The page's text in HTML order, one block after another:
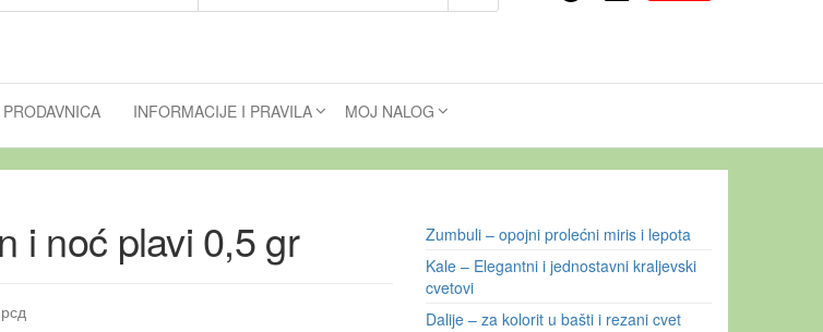
PRODAVNICA INFORMACIJE I PRAVILA MOJ NALOG
i noć plavi 0,5 gr
рсд
Zumbuli – opojni prolećni miris i lepota
Kale – Elegantni i jednostavni kraljevski
cvetovi
Dalije – za kolorit u bašti i rezani cvet